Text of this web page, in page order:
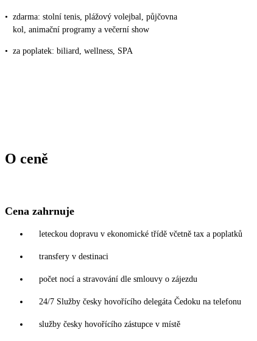
• zdarma: stolní tenis, plážový volejbal, půjčovna
kol, animační programy a večerní show
• za poplatek: biliard, wellness, SPA
O ceně
Cena zahrnuje
leteckou dopravu v ekonomické třídě včetně tax a poplatků
transfery v destinaci
počet nocí a stravování dle smlouvy o zájezdu
24/7 Služby česky hovořícího delegáta Čedoku na telefonu
služby česky hovořícího zástupce v místě